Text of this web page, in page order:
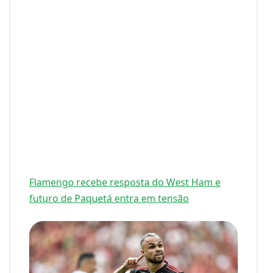
Flamengo recebe resposta do West Ham e
futuro de Paquetá entra em tensão